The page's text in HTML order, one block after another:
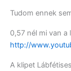
Tudom ennek
0,57 nél mi van a
http://
A klipet